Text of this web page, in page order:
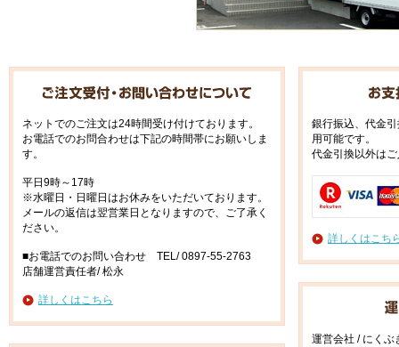
ネットでのご注文は24時間受け付けております。
お電話でのお問合わせは下記の時間帯にお願いしま
す。
平日9時～17時
※水曜日・日曜日はお休みをいただいております。
メールの返信は翌営業日となりますので、ご了承く
ださい。
■お電話でのお問い合わせ TEL/ 0897-55-2763
店舗運営責任者/ 松永
詳しくはこちら
銀行振込、代金
用可能です。
代金引換以外は
詳しくはこち
運営会社 / にくぶ